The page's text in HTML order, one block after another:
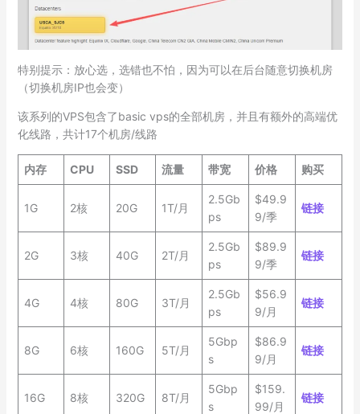
特别提示：放心选，选错也不怕，因为可以在后台随意切换机房
（切换机房IP也会变）
该系列的VPS包含了basic vps的全部机房，并且有额外的高端优
化线路，共计17个机房/线路
内存 CPU SSD 流量 带宽 价格 购买
1G 2核 20G 1T/月
2.5Gb
ps
$49.9
9/季
链接
2G 3核 40G 2T/月
2.5Gb
ps
$89.9
9/季
链接
4G 4核 80G 3T/月
2.5Gb
ps
$56.9
9/月
链接
8G 6核 160G 5T/月
5Gbp
s
$86.9
9/月
链接
16G 8核 320G 8T/月
5Gbp
s
$159.
99/月
链接